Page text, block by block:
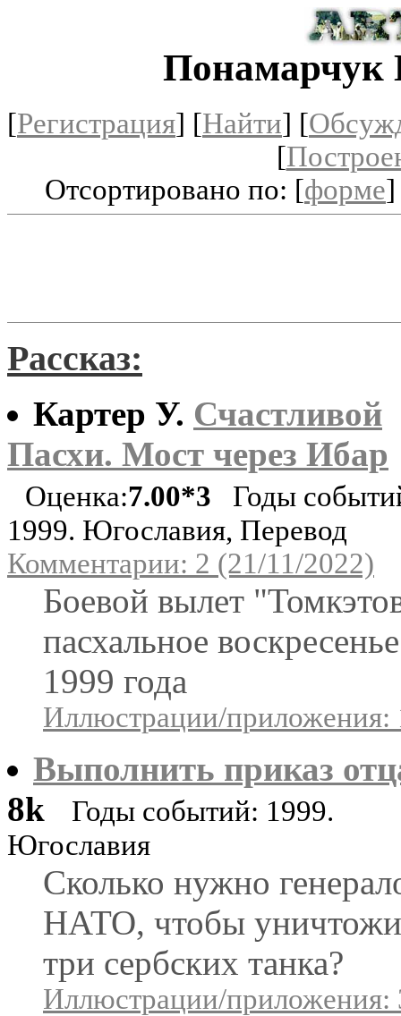
Понамарчук
[Регистрация] [Найти] [
[
Отсортировано по: [форме
Рассказ:
Картер У. Счастливой
Пасхи. Мост через Ибар
Оценка:7.00*3 Годы
1999. Югославия, Перевод
Комментарии: 2 (21/11/2022)
Боевой вылет
пасхальное воскресенье
1999 года
Иллюстрации/приложения:
Выполнить приказ
8k
Годы событий: 1999.
Югославия
Сколько нужно
НАТО, чтобы
три сербских танка?
Иллюстрации/приложения: